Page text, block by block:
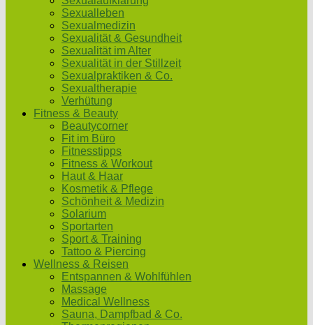
Sexualleben
Sexualmedizin
Sexualität & Gesundheit
Sexualität im Alter
Sexualität in der Stillzeit
Sexualpraktiken & Co.
Sexualtherapie
Verhütung
Fitness & Beauty
Beautycorner
Fit im Büro
Fitnesstipps
Fitness & Workout
Haut & Haar
Kosmetik & Pflege
Schönheit & Medizin
Solarium
Sportarten
Sport & Training
Tattoo & Piercing
Wellness & Reisen
Entspannen & Wohlfühlen
Massage
Medical Wellness
Sauna, Dampfbad & Co.